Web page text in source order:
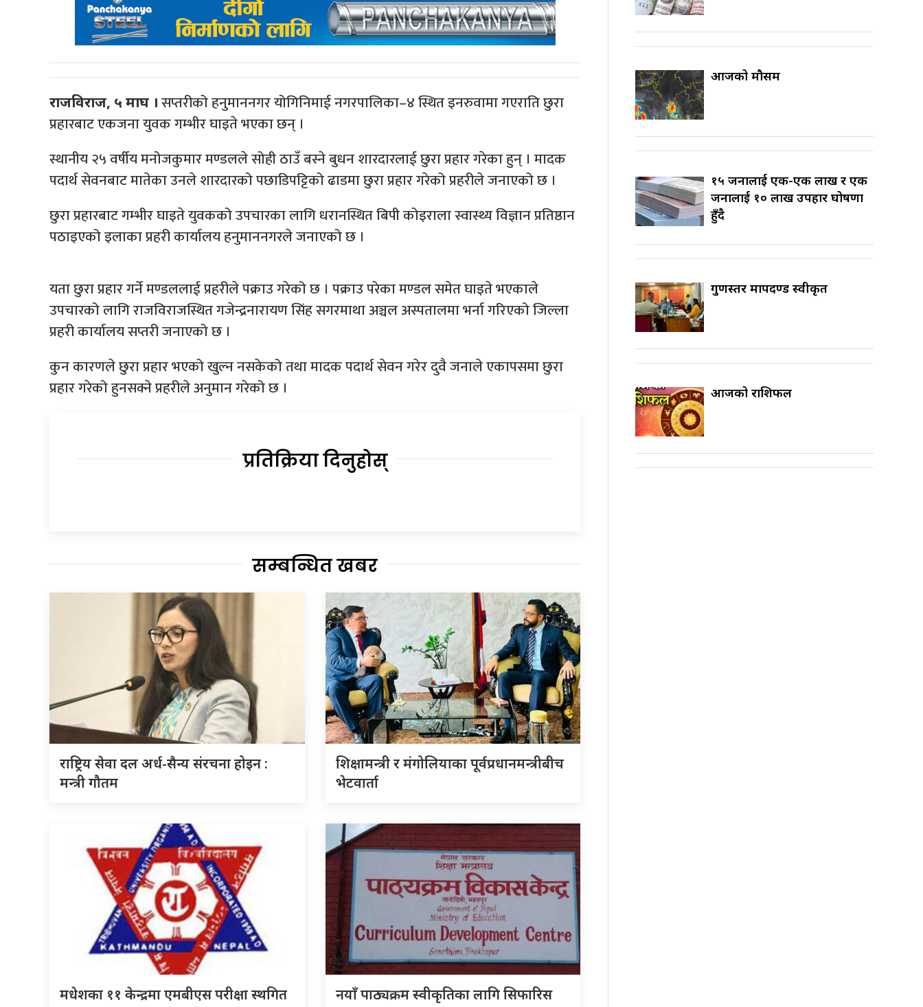
राजविराज, ५ माघ । सप्तरीको हनुमाननगर योगिनिमाई नगरपालिका–४ स्थित इनरुवामा गएराति छुरा
प्रहारबाट एकजना युवक गम्भीर घाइते भएका छन् ।
स्थानीय २५ वर्षीय मनोजकुमार मण्डलले सोही ठाउँ बस्ने बुधन शारदारलाई छुरा प्रहार गरेका हुन् । मादक
पदार्थ सेवनबाट मातेका उनले शारदारको पछाडिपट्टिको ढाडमा छुरा प्रहार गरेको प्रहरीले जनाएको छ ।
छुरा प्रहारबाट गम्भीर घाइते युवकको उपचारका लागि धरानस्थित बिपी कोइराला स्वास्थ्य विज्ञान प्रतिष्ठान
पठाइएको इलाका प्रहरी कार्यालय हनुमाननगरले जनाएको छ ।
यता छुरा प्रहार गर्ने मण्डललाई प्रहरीले पक्राउ गरेको छ । पक्राउ परेका मण्डल समेत घाइते भएकाले
उपचारको लागि राजविराजस्थित गजेन्द्रनारायण सिंह सगरमाथा अञ्चल अस्पतालमा भर्ना गरिएको जिल्ला
प्रहरी कार्यालय सप्तरी जनाएको छ ।
कुन कारणले छुरा प्रहार भएको खुल्न नसकेको तथा मादक पदार्थ सेवन गरेर दुवै जनाले एकापसमा छुरा
प्रहार गरेको हुनसक्ने प्रहरीले अनुमान गरेको छ ।
प्रतिक्रिया दिनुहोस्
सम्बन्धित खबर
राष्ट्रिय सेवा दल अर्ध-सैन्य संरचना होइन :
मन्त्री गौतम
शिक्षामन्त्री र मंगोलियाका पूर्वप्रधानमन्त्रीबीच
भेटवार्ता
मधेशका ११ केन्द्रमा एमबीएस परीक्षा स्थगित नयाँ पाठ्यक्रम स्वीकृतिका लागि सिफारिस
आजको मौसम
१५ जनालाई एक-एक लाख र एक
जनालाई १० लाख उपहार घोषणा
हुँदै
गुणस्तर मापदण्ड स्वीकृत
आजको राशिफल